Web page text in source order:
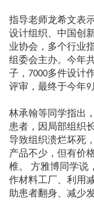
指导老师龙希文表
设计组织、中国创
业协会，多个行业
组委会主办。今年
子，7000多件设计
评审，最终于今年9
林承翰等同学指出
患者，因局部组织
导致组织溃烂坏死
产品不少，但有价
椎。 方雅博同学说
作材料工厂、利用
助患者翻身、减少